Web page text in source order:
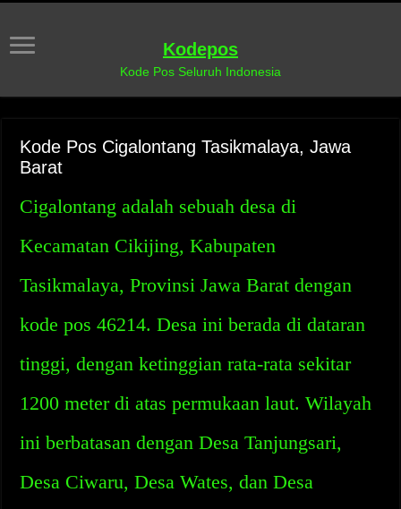
Kodepos
Kode Pos Seluruh Indonesia
Kode Pos Cigalontang Tasikmalaya, Jawa
Barat
Cigalontang adalah sebuah desa di
Kecamatan Cikijing, Kabupaten
Tasikmalaya, Provinsi Jawa Barat dengan
kode pos 46214. Desa ini berada di dataran
tinggi, dengan ketinggian rata-rata sekitar
1200 meter di atas permukaan laut. Wilayah
ini berbatasan dengan Desa Tanjungsari,
Desa Ciwaru, Desa Wates, dan Desa